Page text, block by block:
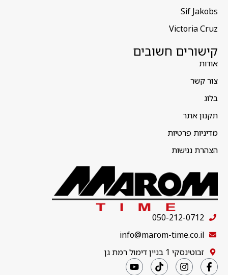
Sif Jakobs
Victoria Cruz
קישורים חשובים
אודות
צור קשר
בלוג
תקנון אתר
מדיניות פרטיות
הצהרת נגישות
050-212-0712
info@marom-time.co.il
זבוטינסקי 1 בניין דימול רמת גן